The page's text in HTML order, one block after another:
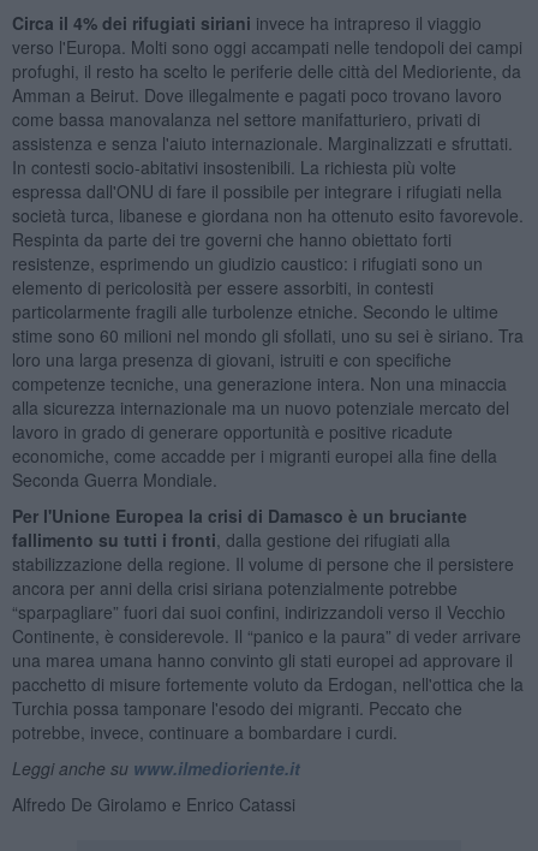
Circa il 4% dei rifugiati siriani invece ha intrapreso il viaggio
verso l'Europa. Molti sono oggi accampati nelle tendopoli dei campi
profughi, il resto ha scelto le periferie delle città del Medioriente, da
Amman a Beirut. Dove illegalmente e pagati poco trovano lavoro
come bassa manovalanza nel settore manifatturiero, privati di
assistenza e senza l'aiuto internazionale. Marginalizzati e sfruttati.
In contesti socio-abitativi insostenibili. La richiesta più volte
espressa dall'ONU di fare il possibile per integrare i rifugiati nella
società turca, libanese e giordana non ha ottenuto esito favorevole.
Respinta da parte dei tre governi che hanno obiettato forti
resistenze, esprimendo un giudizio caustico: i rifugiati sono un
elemento di pericolosità per essere assorbiti, in contesti
particolarmente fragili alle turbolenze etniche. Secondo le ultime
stime sono 60 milioni nel mondo gli sfollati, uno su sei è siriano. Tra
loro una larga presenza di giovani, istruiti e con specifiche
competenze tecniche, una generazione intera. Non una minaccia
alla sicurezza internazionale ma un nuovo potenziale mercato del
lavoro in grado di generare opportunità e positive ricadute
economiche, come accadde per i migranti europei alla fine della
Seconda Guerra Mondiale.
Per l'Unione Europea la crisi di Damasco è un bruciante
fallimento su tutti i fronti , dalla gestione dei rifugiati alla
stabilizzazione della regione. Il volume di persone che il persistere
ancora per anni della crisi siriana potenzialmente potrebbe
“sparpagliare” fuori dai suoi confini, indirizzandoli verso il Vecchio
Continente, è considerevole. Il “panico e la paura” di veder arrivare
una marea umana hanno convinto gli stati europei ad approvare il
pacchetto di misure fortemente voluto da Erdogan, nell'ottica che la
Turchia possa tamponare l'esodo dei migranti. Peccato che
potrebbe, invece, continuare a bombardare i curdi.
Leggi anche su www.ilmedioriente.it
Alfredo De Girolamo e Enrico Catassi